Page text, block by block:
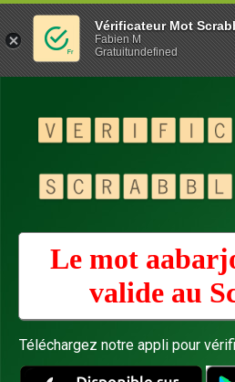
Le mot
valide au
Téléchargez notre appli pour
Vérificateur Mot
Fabien M
Gratuitundefined